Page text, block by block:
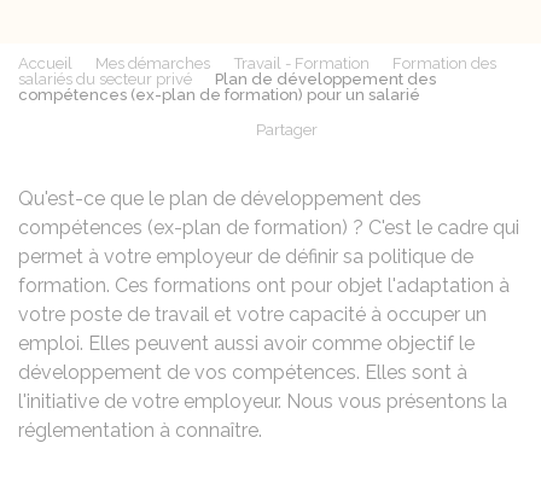
Accueil Mes démarches Travail - Formation
Formation des
salariés du secteur privé
Plan de développement des
compétences (ex-plan de formation) pour un salarié
Partager
Qu'est-ce que le plan de développement des
compétences (ex-plan de formation) ? C'est le cadre qui
permet à votre employeur de définir sa politique de
formation. Ces formations ont pour objet l'adaptation à
votre poste de travail et votre capacité à occuper un
emploi. Elles peuvent aussi avoir comme objectif le
développement de vos compétences. Elles sont à
l'initiative de votre employeur. Nous vous présentons la
réglementation à connaître.